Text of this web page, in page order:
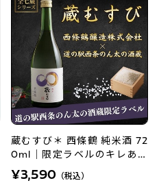
蔵むすび＊ 西條鶴 純米酒 72
0ml｜限定ラベルのキレある
伝統純米酒
¥3,590 （税込）